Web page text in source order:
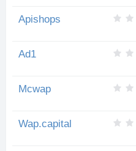
Apishops
Ad1
Mcwap
Wap.capital